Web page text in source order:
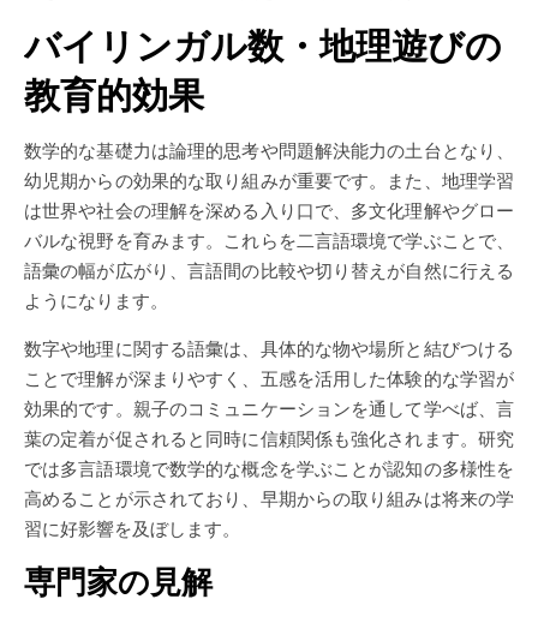
バイリンガル数・地理遊びの
教育的効果
数学的な基礎力は論理的思考や問題解決能力の土台となり、
幼児期からの効果的な取り組みが重要です。また、地理学習
は世界や社会の理解を深める入り口で、多文化理解やグロー
バルな視野を育みます。これらを二言語環境で学ぶことで、
語彙の幅が広がり、言語間の比較や切り替えが自然に行える
ようになります。
数字や地理に関する語彙は、具体的な物や場所と結びつける
ことで理解が深まりやすく、五感を活用した体験的な学習が
効果的です。親子のコミュニケーションを通して学べば、言
葉の定着が促されると同時に信頼関係も強化されます。研究
では多言語環境で数学的な概念を学ぶことが認知の多様性を
高めることが示されており、早期からの取り組みは将来の学
習に好影響を及ぼします。
専門家の見解